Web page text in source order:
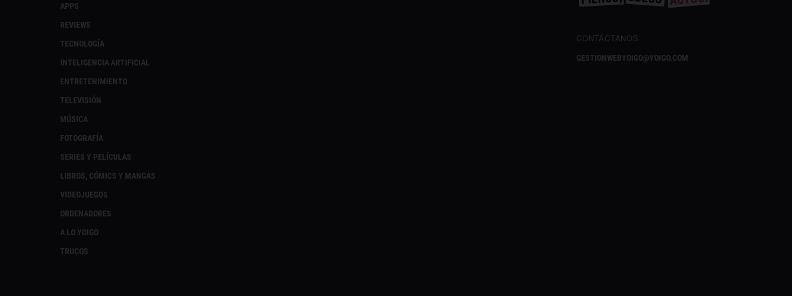
APPS
REVIEWS
TECNOLOGÍA
INTELIGENCIA ARTIFICIAL
ENTRETENIMIENTO
TELEVISIÓN
MÚSICA
FOTOGRAFÍA
SERIES Y PELÍCULAS
LIBROS, CÓMICS Y MANGAS
VIDEOJUEGOS
ORDENADORES
A LO YOIGO
TRUCOS
CONTÁCTANOS
GESTIONWEBYOIGO@YOIGO.COM